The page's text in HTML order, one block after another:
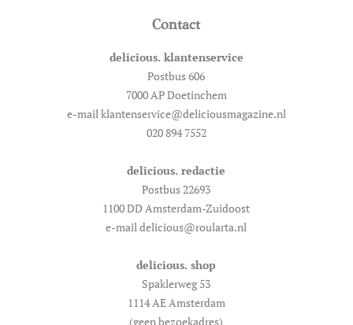
Contact
delicious. klantenservice
Postbus 606
7000 AP Doetinchem
e-mail klantenservice@deliciousmagazine.nl
020 894 7552
delicious. redactie
Postbus 22693
1100 DD Amsterdam-Zuidoost
e-mail delicious@roularta.nl
delicious. shop
Spaklerweg 53
1114 AE Amsterdam
(geen bezoekadres)